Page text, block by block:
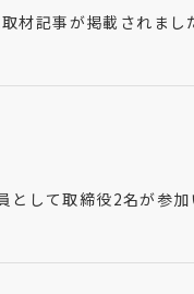
材記事が掲載されまし
として取締役2名が参